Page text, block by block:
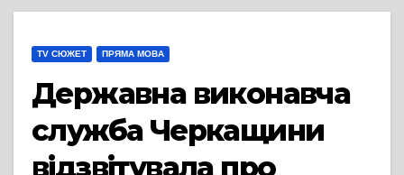
TV СЮЖЕТ ПРЯМА МОВА
Державна виконавча
служба Черкащини
відзвітувала про